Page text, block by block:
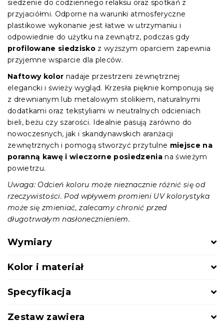
siedzenie do codziennego relaksu oraz spotkań z
przyjaciółmi. Odporne na warunki atmosferyczne
plastikowe wykonanie jest łatwe w utrzymaniu i
odpowiednie do użytku na zewnątrz, podczas gdy
profilowane siedzisko z wyższym oparciem zapewnia
przyjemne wsparcie dla pleców.
Naftowy kolor nadaje przestrzeni zewnętrznej
elegancki i świeży wygląd. Krzesła pięknie komponują się
z drewnianym lub metalowym stolikiem, naturalnymi
dodatkami oraz tekstyliami w neutralnych odcieniach
bieli, beżu czy szarości. Idealnie pasują zarówno do
nowoczesnych, jak i skandynawskich aranżacji
zewnętrznych i pomogą stworzyć przytulne miejsce na
poranną kawę i wieczorne posiedzenia na świeżym
powietrzu.
Uwaga: Odcień koloru może nieznacznie różnić się od
rzeczywistości. Pod wpływem promieni UV kolorystyka
może się zmieniać, zalecamy chronić przed
długotrwałym nasłonecznieniem.
Wymiary
Kolor i materiał
Specyfikacja
Zestaw zawiera